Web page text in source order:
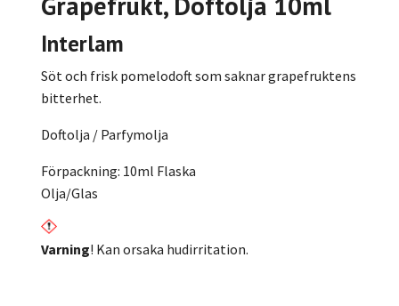
Interlam
Söt och frisk pomelodoft som saknar grapefruktens
bitterhet.
Doftolja / Parfymolja
Förpackning: 10ml Flaska
Olja/Glas
Varning! Kan orsaka hudirritation.